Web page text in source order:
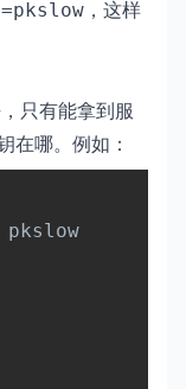
，这样
只有能拿到服
在哪。例如：
pkslow